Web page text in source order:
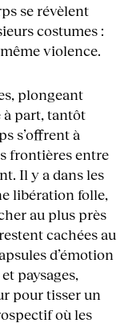
se révèlent
costumes :
violence.
plongeant
à part, tantôt
s’offrent à
frontières entre
Il y a dans les
libération folle,
au plus près
cachées au
d’émotion
paysages,
pour tisser un
où les